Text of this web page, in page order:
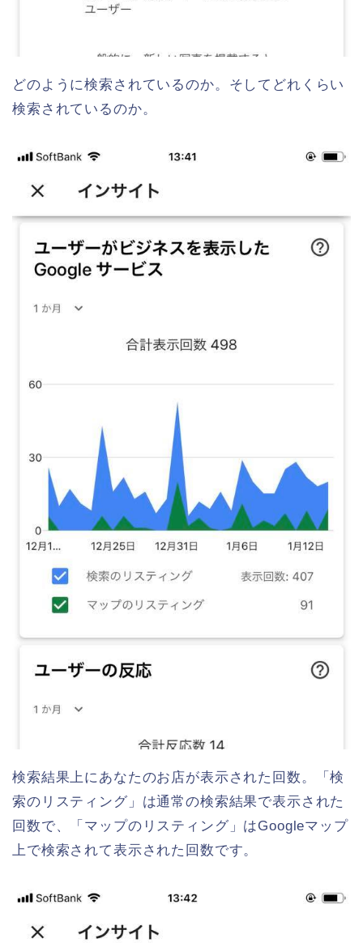
どのように検索されているのか。そしてどれくらい
検索されているのか。
検索結果上にあなたのお店が表示された回数。「検
索のリスティング」は通常の検索結果で表示された
回数で、「マップのリスティング」はGoogleマップ
上で検索されて表示された回数です。